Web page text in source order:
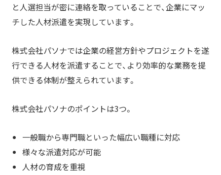
と人選担当が密に連絡を取っていることで、企業にマッ
チした人材派遣を実現しています。
株式会社パソナでは企業の経営方針やプロジェクトを遂
行できる人材を派遣することで、より効率的な業務を提
供できる体制が整えられています。
株式会社パソナのポイントは3つ。
一般職から専門職といった幅広い職種に対応
様々な派遣対応が可能
人材の育成を重視